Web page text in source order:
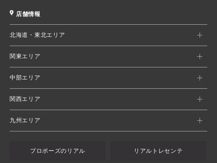
店舗情報
北海道・東北エリア
関東エリア
中部エリア
関西エリア
九州エリア
プロポーズのリアル リアルトレセンテ